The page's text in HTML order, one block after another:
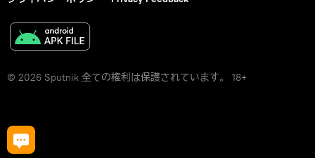
© 2026 Sputnik 全ての権利は保護されています。 18+